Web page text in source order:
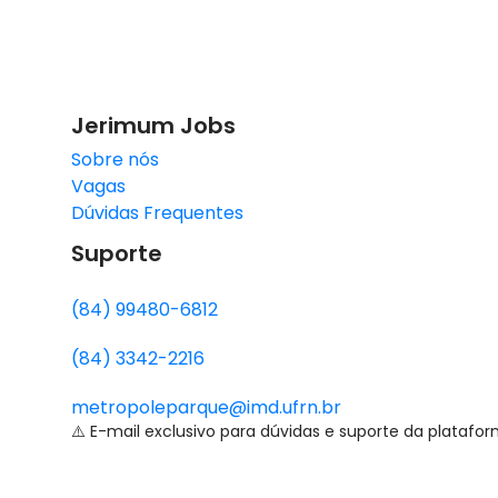
Jerimum Jobs
Sobre nós
Vagas
Dúvidas Frequentes
Suporte
(84) 99480-6812
(84) 3342-2216
metropoleparque@imd.ufrn.br
⚠️ E-mail exclusivo para dúvidas e suporte da